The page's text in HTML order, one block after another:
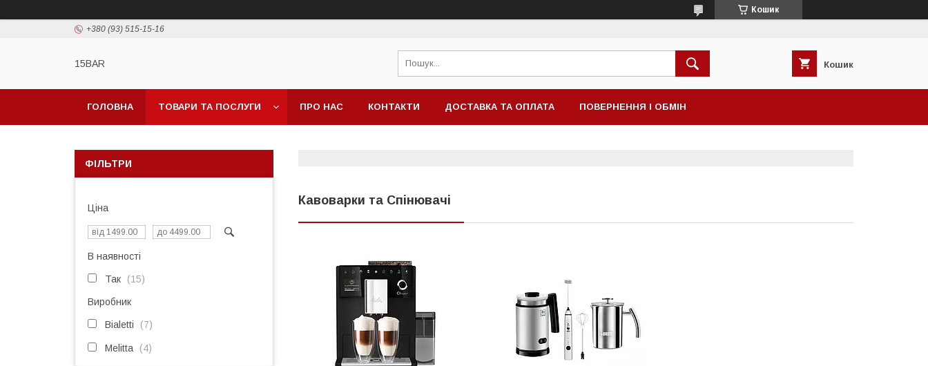
Кошик
+380 (93) 515-15-16
15BAR Кошик
ГОЛОВНА ТОВАРИ ТА ПОСЛУГИ ПРО НАС КОНТАКТИ ДОСТАВКА ТА ОПЛАТА ПОВЕРНЕННЯ І ОБМІН
Кавоварки та Спінювачі
ФІЛЬТРИ
Ціна
В наявності
Так 15
Виробник
Bialetti 7
Melitta 4